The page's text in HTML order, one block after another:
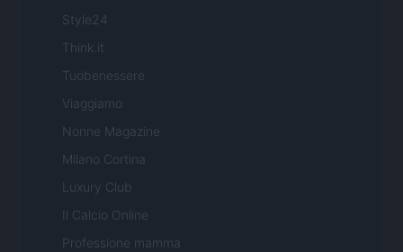
Style24
Think.it
Tuobenessere
Viaggiamo
Nonne Magazine
Milano Cortina
Luxury Club
Il Calcio Online
Professione mamma